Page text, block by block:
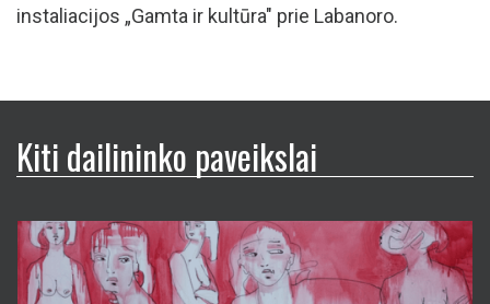
instaliacijos „Gamta ir kultūra" prie Labanoro.
Kiti dailininko paveikslai